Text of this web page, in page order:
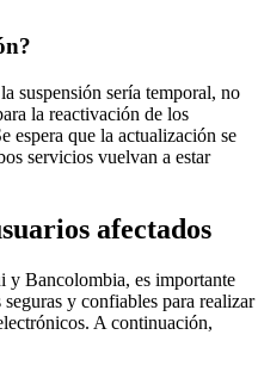
suspensión sería temporal, no
la reactivación de los
espera que la actualización se
servicios vuelvan a estar
afectados
y Bancolombia, es importante
y confiables para realizar
A continuación,